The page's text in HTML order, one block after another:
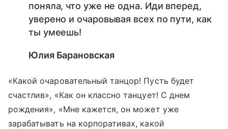
поняла, что уже не одна. Иди вперед,
уверено и очаровывая всех по пути, как
ты умеешь!
Юлия Барановская
«Какой очаровательный танцор! Пусть будет
счастлив», «Как он классно танцует! С днем
рождения», «Мне кажется, он может уже
зарабатывать на корпоративах, какой